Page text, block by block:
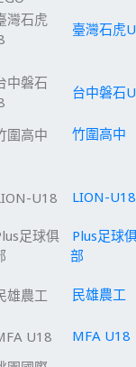
臺灣石虎
台中磐石
竹圍高中
LION-U18
Plus足球
部
民雄農工
MFA U18